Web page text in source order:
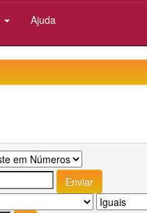
Ajuda